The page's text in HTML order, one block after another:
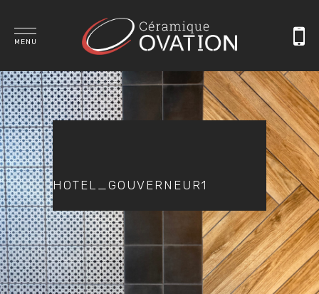
MENU
HOTEL_GOUVERNEUR1